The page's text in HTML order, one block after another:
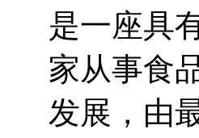
是一座具
家从事食
发展，由